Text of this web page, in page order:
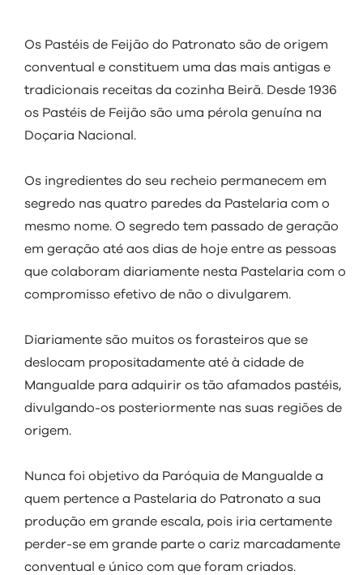
balcão digital
visit
Os Pastéis de Feijão do Patronato são de origem
conventual e constituem uma das mais antigas e
tradicionais receitas da cozinha Beirã. Desde 1936
os Pastéis de Feijão são uma pérola genuína na
Doçaria Nacional.
Os ingredientes do seu recheio permanecem em
segredo nas quatro paredes da Pastelaria com o
mesmo nome. O segredo tem passado de geração
em geração até aos dias de hoje entre as pessoas
que colaboram diariamente nesta Pastelaria com o
compromisso efetivo de não o divulgarem.
Diariamente são muitos os forasteiros que se
deslocam propositadamente até à cidade de
Mangualde para adquirir os tão afamados pastéis,
divulgando-os posteriormente nas suas regiões de
origem.
Nunca foi objetivo da Paróquia de Mangualde a
quem pertence a Pastelaria do Patronato a sua
produção em grande escala, pois iria certamente
perder-se em grande parte o cariz marcadamente
conventual e único com que foram criados.